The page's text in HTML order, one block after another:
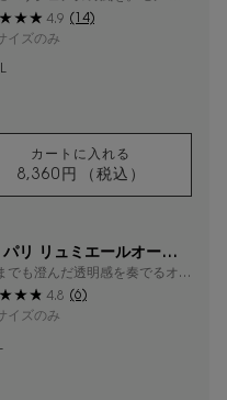
アミスト
4.9 (14)
イズのみ
カートに入れる
8,360円
（税込）
モン パリ ヘアミ
パリ リュミエールオーデト
でも澄んだ透明感を奏でるオー
レ
4.8 (6)
イズのみ